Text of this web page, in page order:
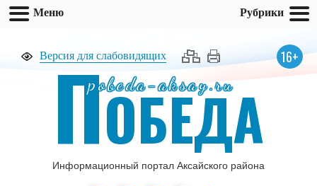
Версия для слабовидящих 16+
pobeda-aksay.ru
ПОБЕДА
Информационный портал Аксайского района
Меню Рубрики